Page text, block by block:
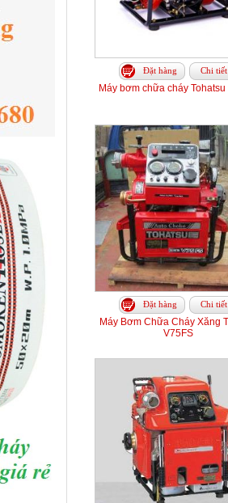
Đặt hàng Chi tiết
Máy bơm chữa cháy Tohatsu
Đặt hàng Chi tiết
Máy Bơm Chữa Cháy Xăng
V75FS